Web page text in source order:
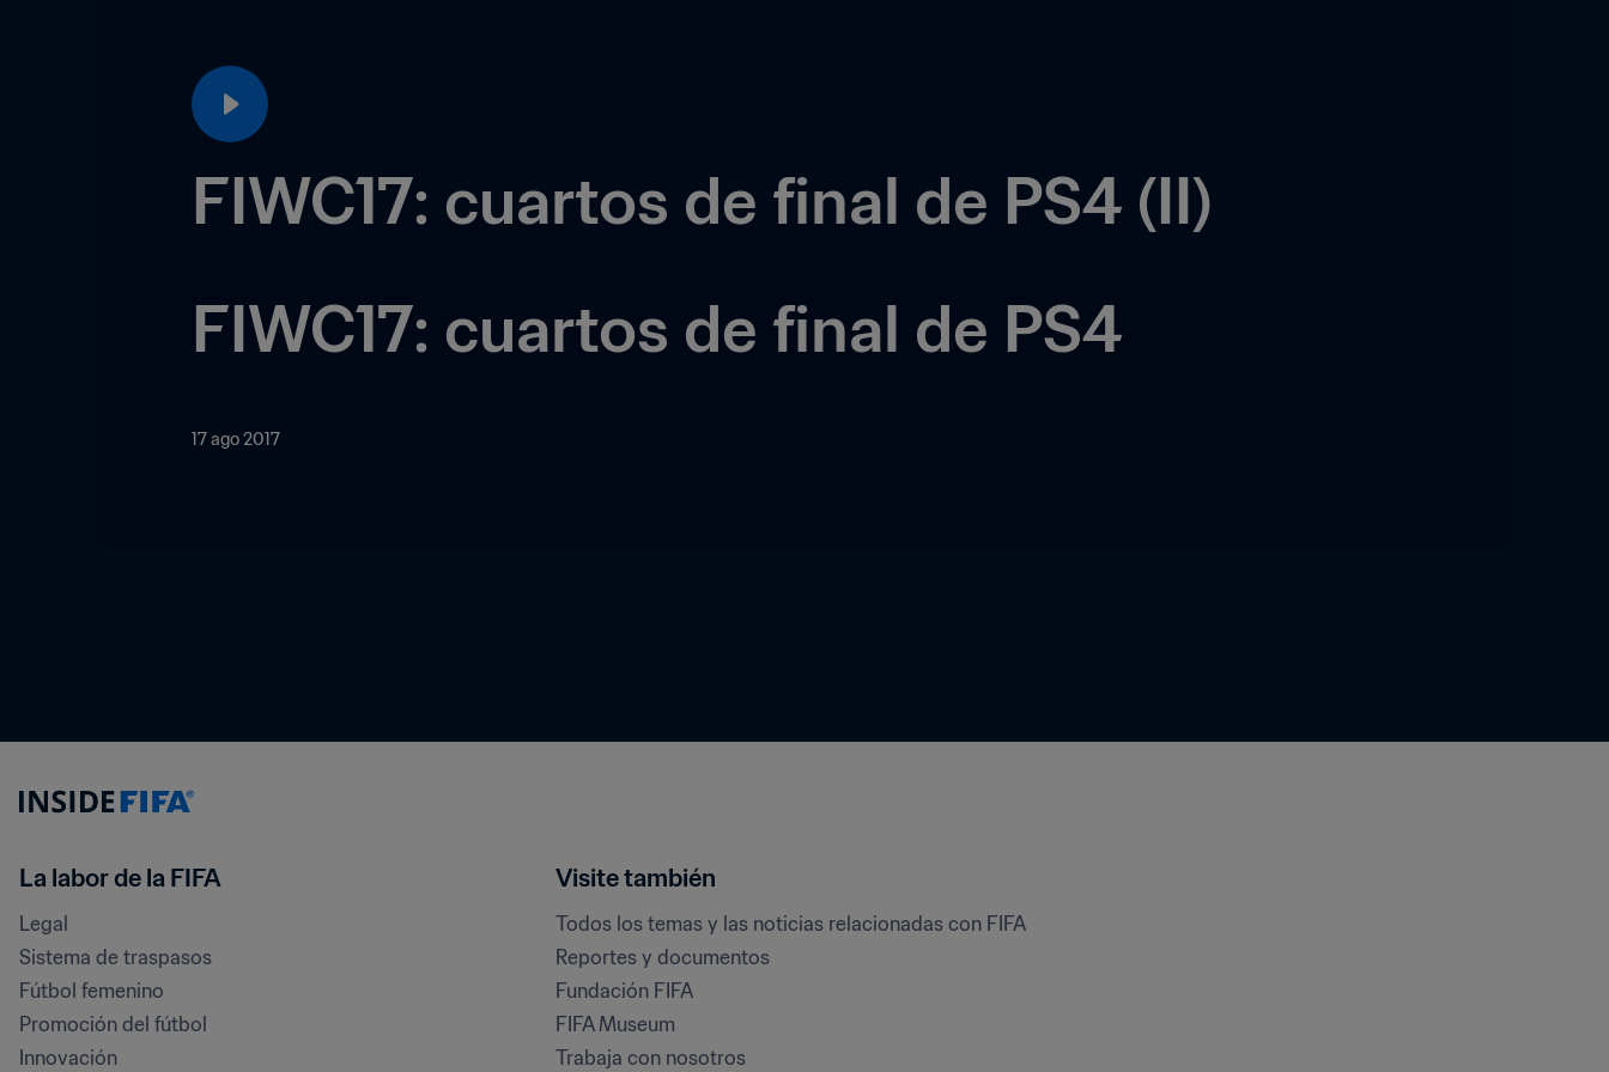
FIWC17: cuartos de final de PS4 (II)
FIWC17: cuartos de final de PS4
17 ago 2017
La labor de la FIFA
Legal
Sistema de traspasos
Fútbol femenino
Promoción del fútbol
Innovación
Visite también
Todos los temas y las noticias relacionadas con FIFA
Reportes y documentos
Fundación FIFA
FIFA Museum
Trabaja con nosotros